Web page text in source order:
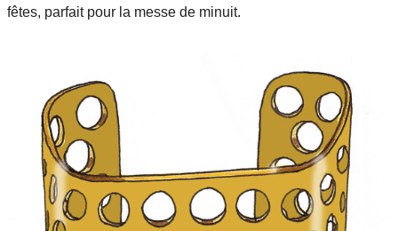
fêtes, parfait pour la messe de minuit.